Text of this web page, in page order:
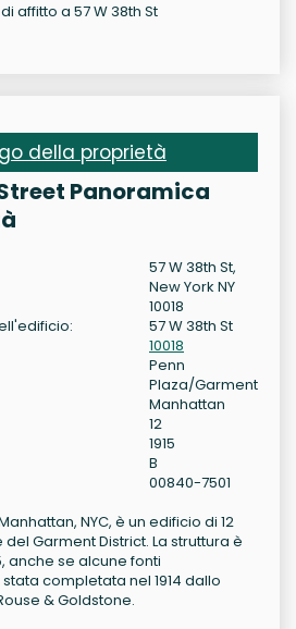
affitto a 57 W 38th St
della proprietà
Panoramica
57 W 38th St,
New York NY
10018
57 W 38th St
10018
Penn
Plaza/Garment
Manhattan
12
1915
B
00840-7501
NYC, è un edificio di 12
Garment District. La struttura è
anche se alcune fonti
completata nel 1914 dallo
& Goldstone.